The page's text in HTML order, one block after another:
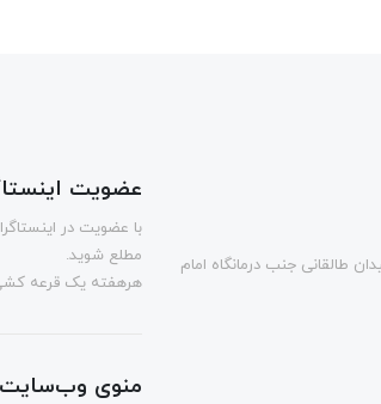
طالقانی جنب درمانگاه امام
عضویت
با عضویت در
مطلع شوید.
هرهفته یک قرعه کشی
منوی وب‌سایت